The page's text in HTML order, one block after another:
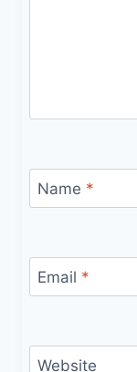
Name *
Email *
Website